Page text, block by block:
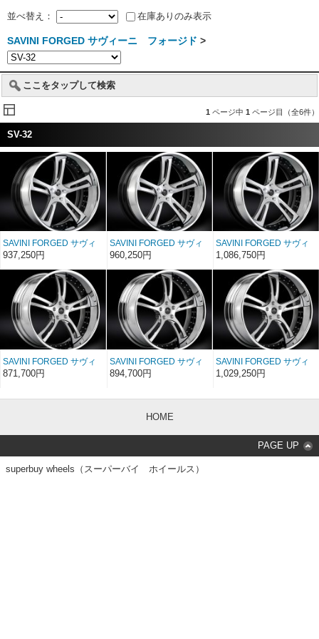
並べ替え： 在庫ありのみ表示
SAVINI FORGED サヴィーニ フォージド >
ここをタップして検索
1 ページ中 1 ページ目（全6件）
SV-32
SAVINI FORGED サヴィ
ーニ フォージド XC
937,250円
SAVINI FORGED サヴィ
ーニ フォージド XC
960,250円
SAVINI FORGED サヴィ
ーニ フォージド XC
1,086,750円
SAVINI FORGED サヴィ
ーニ フォージド XLT
SV32s 20インチ 20×8〜
871,700円
SAVINI FORGED サヴィ
ーニ フォージド XLT
SV32s 22インチ 22×8〜
894,700円
SAVINI FORGED サヴィ
ーニ フォージド XLT
SV32s 24インチ 24×8〜
1,029,250円
HOME
PAGE UP
superbuy wheels（スーパーバイ ホイールス）